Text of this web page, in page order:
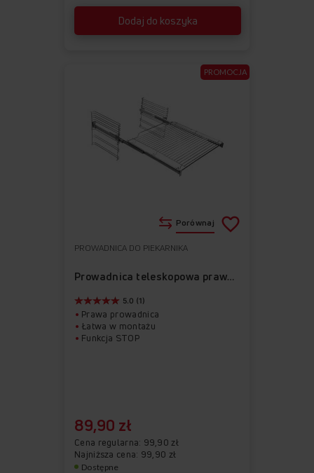
Dodaj do koszyka
PROWADNICA DO PIEKARNIKA
Prowadnica teleskopowa prawa APG1006
5.0 (1)
Prawa prowadnica
Łatwa w montażu
Funkcja STOP
89,90 zł
Cena regularna 99,90 zł
Najniższa cena: 99,90 zł
Dostępne
Porównaj
PROMOCJA